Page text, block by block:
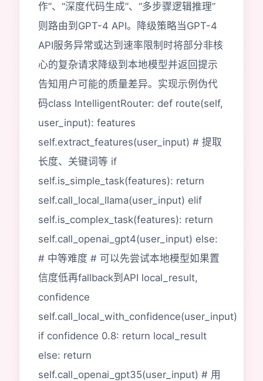
作”、“深度代码生成”、“多步骤逻辑推理”
则路由到GPT-4 API。降级策略当GPT-4
API服务异常或达到速率限制时将部分非核
心的复杂请求降级到本地模型并返回提示
告知用户可能的质量差异。实现示例伪代
码class IntelligentRouter: def route(self,
user_input): features
self.extract_features(user_input) # 提取
长度、关键词等 if
self.is_simple_task(features): return
self.call_local_llama(user_input) elif
self.is_complex_task(features): return
self.call_openai_gpt4(user_input) else:
# 中等难度 # 可以先尝试本地模型如果置
信度低再fallback到API local_result,
confidence
self.call_local_with_confidence(user_input)
if confidence 0.8: return local_result
else: return
self.call_openai_gpt35(user_input) # 用